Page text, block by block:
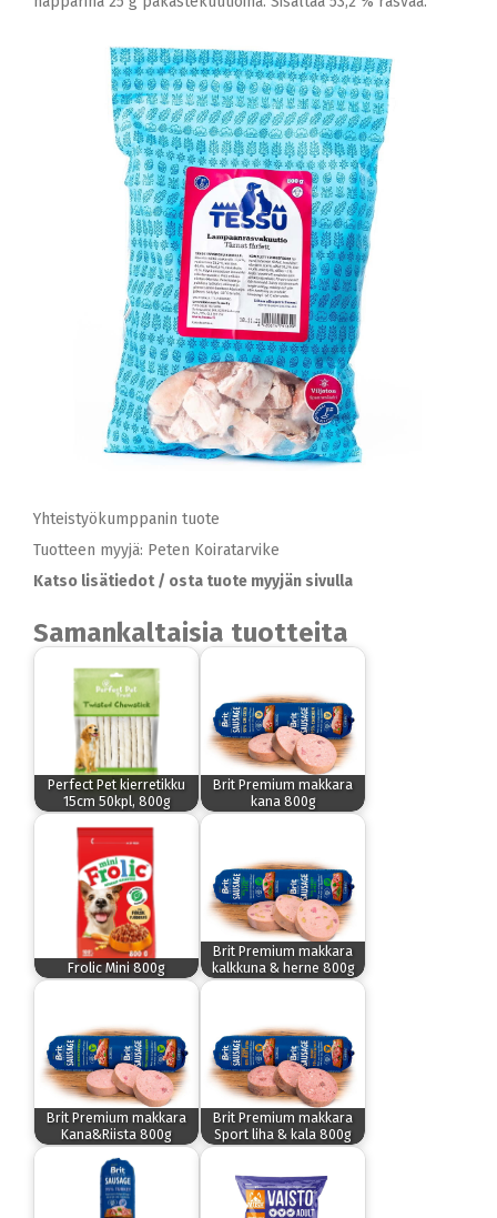
Yhteistyökumppanin tuote
Tuotteen myyjä: Peten Koiratarvike
Katso lisätiedot / osta tuote myyjän sivulla
Samankaltaisia tuotteita
Perfect Pet kierretikku
15cm 50kpl, 800g
Brit Premium makkara
kana 800g
Frolic Mini 800g
Brit Premium makkara
kalkkuna & herne 800g
Brit Premium makkara
Kana&Riista 800g
Brit Premium makkara
Sport liha & kala 800g